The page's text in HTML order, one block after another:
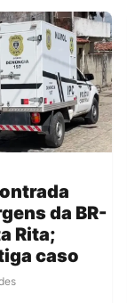
da BR-
Rita;
caso